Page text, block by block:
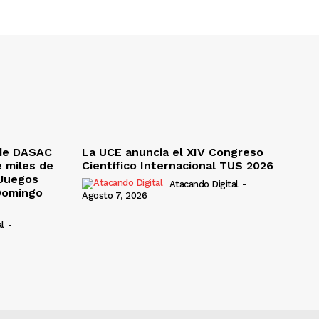
DASAC
miles de
-
La UCE anuncia el XIV Congreso
Científico Internacional TUS 2026
Atacando Digital -
Agosto 7, 2026